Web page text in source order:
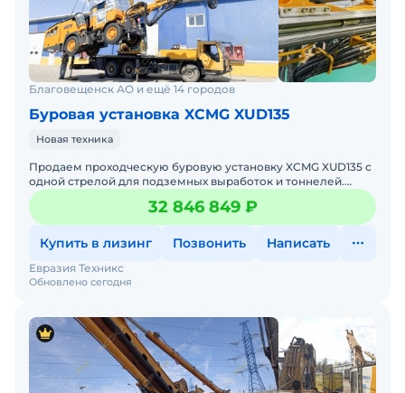
Благовещенск АО и ещё 14 городов
Буровая установка XCMG XUD135
Новая техника
Продаем проходческую буровую установку XCMG XUD135 с
одной стрелой для подземных выработок и тоннелей.
Устройство в рабочем состоянии, подходит для
интенсивной
32 846 849 ₽
Купить в лизинг Позвонить Написать
Обновлено сегодня
Евразия Техникс